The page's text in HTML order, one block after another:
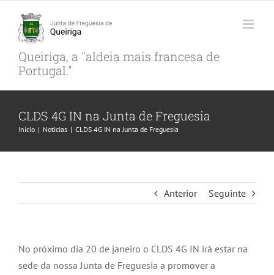
content
Queiriga, a "aldeia mais francesa de
Portugal."
CLDS 4G IN na Junta de Freguesia
Início | Noticias | CLDS 4G IN na Junta de Freguesia
Anterior Seguinte
No próximo dia 20 de janeiro o CLDS 4G IN irá estar na
sede da nossa Junta de Freguesia a promover a